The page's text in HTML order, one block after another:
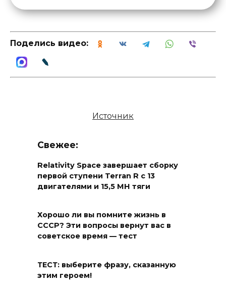
Поделись видео:
Источник
Свежее:
Relativity Space завершает сборку
первой ступени Terran R с 13
двигателями и 15,5 МН тяги
Хорошо ли вы помните жизнь в
СССР? Эти вопросы вернут вас в
советское время — тест
ТЕСТ: выберите фразу, сказанную
этим героем!